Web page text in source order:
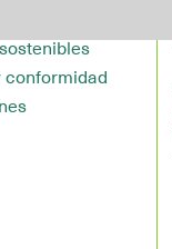
conformidad